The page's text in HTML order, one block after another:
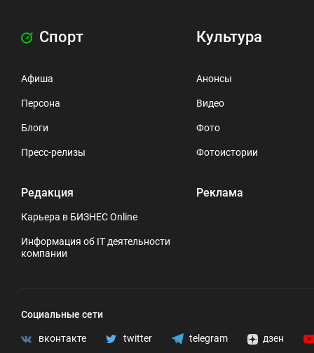
Спорт
Афиша
Персона
Блоги
Пресс-релизы
Редакция
Карьера в БИЗНЕС Online
Информация об IT деятельности
компании
Культура
Анонсы
Видео
Фото
Фотоистории
Реклама
Социальные сети
вконтакте twitter telegram дзен